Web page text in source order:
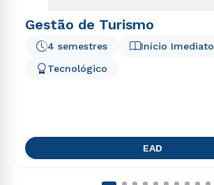
Gestão de Turismo
Início Imediato
4 semestres
Tecnológico
EAD